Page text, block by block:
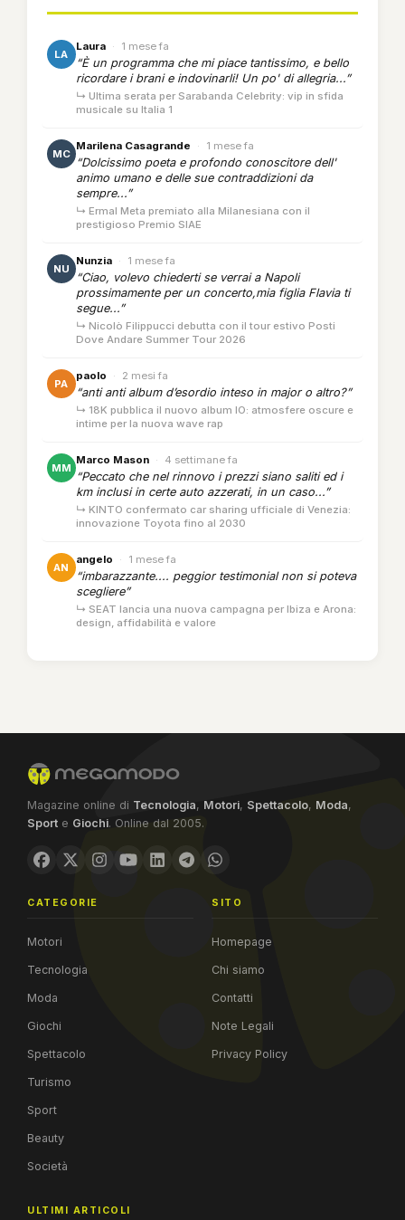
LA
Laura · 1 mese fa
“È un programma che mi piace tantissimo, e bello
ricordare i brani e indovinarli! Un po' di allegria...”
↳ Ultima serata per Sarabanda Celebrity: vip in sfida
musicale su Italia 1
MC
Marilena Casagrande · 1 mese fa
“Dolcissimo poeta e profondo conoscitore dell'
animo umano e delle sue contraddizioni da
sempre...”
↳ Ermal Meta premiato alla Milanesiana con il
prestigioso Premio SIAE
NU
Nunzia · 1 mese fa
“Ciao, volevo chiederti se verrai a Napoli
prossimamente per un concerto,mia figlia Flavia ti
segue...”
↳ Nicolò Filippucci debutta con il tour estivo Posti
Dove Andare Summer Tour 2026
PA
paolo · 2 mesi fa
“anti anti album d’esordio inteso in major o altro?”
↳ 18K pubblica il nuovo album IO: atmosfere oscure e
intime per la nuova wave rap
MM
Marco Mason · 4 settimane fa
“Peccato che nel rinnovo i prezzi siano saliti ed i
km inclusi in certe auto azzerati, in un caso...”
↳ KINTO confermato car sharing ufficiale di Venezia:
innovazione Toyota fino al 2030
AN
angelo · 1 mese fa
“imbarazzante.... peggior testimonial non si poteva
scegliere”
↳ SEAT lancia una nuova campagna per Ibiza e Arona:
design, affidabilità e valore
Magazine online di Tecnologia, Motori, Spettacolo, Moda,
Sport e Giochi. Online dal 2005.
CATEGORIE
Motori
Tecnologia
Moda
Giochi
Spettacolo
Turismo
Sport
Beauty
Società
SITO
Homepage
Chi siamo
Contatti
Note Legali
Privacy Policy
ULTIMI ARTICOLI